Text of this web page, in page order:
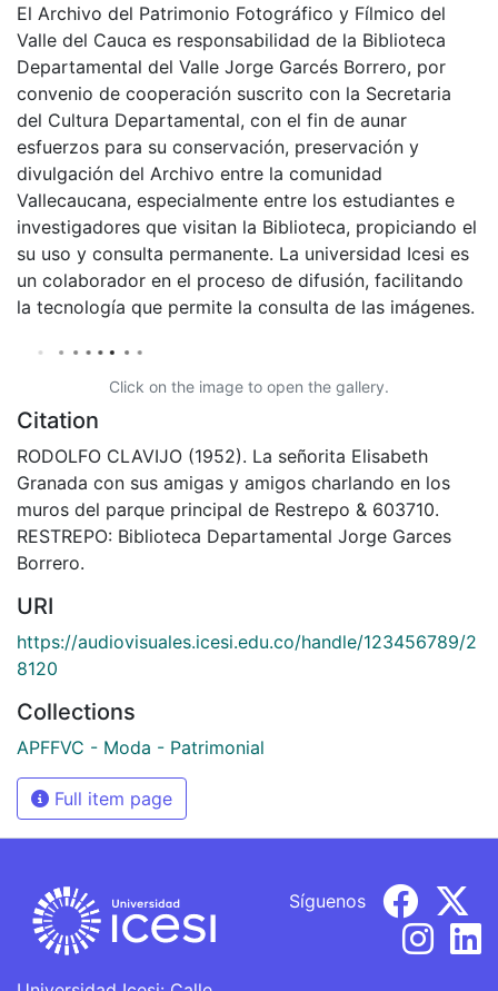
El Archivo del Patrimonio Fotográfico y Fílmico del
Valle del Cauca es responsabilidad de la Biblioteca
Departamental del Valle Jorge Garcés Borrero, por
convenio de cooperación suscrito con la Secretaria
del Cultura Departamental, con el fin de aunar
esfuerzos para su conservación, preservación y
divulgación del Archivo entre la comunidad
Vallecaucana, especialmente entre los estudiantes e
investigadores que visitan la Biblioteca, propiciando el
su uso y consulta permanente. La universidad Icesi es
un colaborador en el proceso de difusión, facilitando
la tecnología que permite la consulta de las imágenes.
Click on the image to open the gallery.
Citation
RODOLFO CLAVIJO (1952). La señorita Elisabeth
Granada con sus amigas y amigos charlando en los
muros del parque principal de Restrepo & 603710.
RESTREPO: Biblioteca Departamental Jorge Garces
Borrero.
URI
https://audiovisuales.icesi.edu.co/handle/123456789/2
8120
Collections
APFFVC - Moda - Patrimonial
Full item page
Síguenos